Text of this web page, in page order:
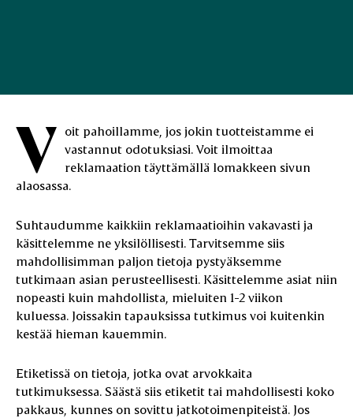
V oit pahoillamme, jos jokin tuotteistamme ei
vastannut odotuksiasi. Voit ilmoittaa
reklamaation täyttämällä lomakkeen sivun
alaosassa.
Suhtaudumme kaikkiin reklamaatioihin vakavasti ja
käsittelemme ne yksilöllisesti. Tarvitsemme siis
mahdollisimman paljon tietoja pystyäksemme
tutkimaan asian perusteellisesti. Käsittelemme asiat niin
nopeasti kuin mahdollista, mieluiten 1-2 viikon
kuluessa. Joissakin tapauksissa tutkimus voi kuitenkin
kestää hieman kauemmin.
Etiketissä on tietoja, jotka ovat arvokkaita
tutkimuksessa. Säästä siis etiketit tai mahdollisesti koko
pakkaus, kunnes on sovittu jatkotoimenpiteistä. Jos